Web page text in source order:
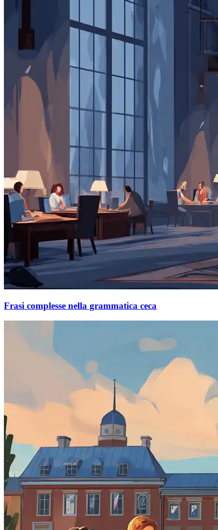
Frasi complesse nella grammatica ceca